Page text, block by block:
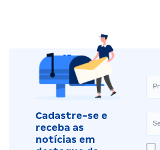
Cadastre-se e
receba as
notícias em